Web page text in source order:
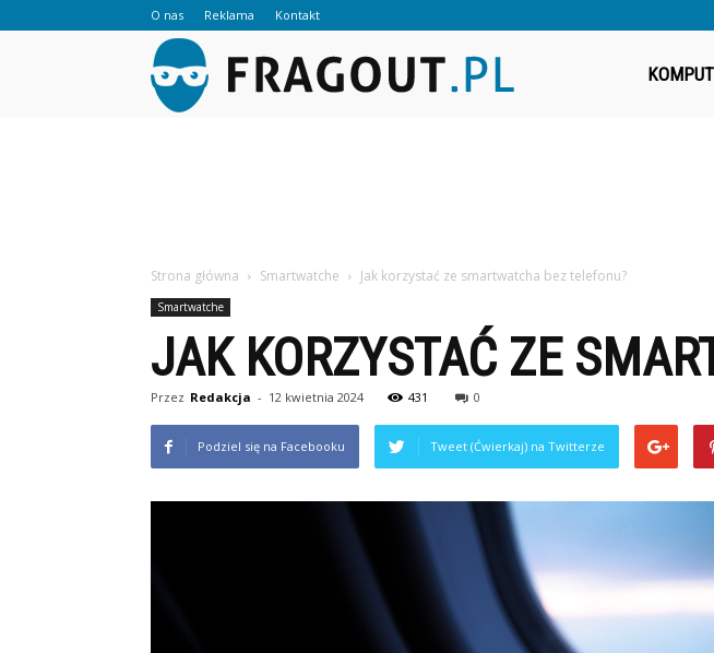
O nas Reklama Kontakt
Strona główna Smartwatche Jak korzystać ze smartwatcha bez telefonu?
Smartwatche
JAK KORZYSTAĆ ZE
Przez Redakcja - 12 kwietnia 2024 431 0
Podziel się na Facebooku Tweet (Ćwierkaj) na Twitterze